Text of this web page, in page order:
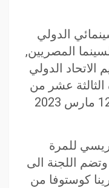
الدولي
المصريين,
الدولي
الثالثة عشر من
المهرجان والتي تقام بين 2 و 12 مارس 2023
للمرة
منذ إطلاقه سنة 2011, وتضم اللجنة الى
كوستوفا من